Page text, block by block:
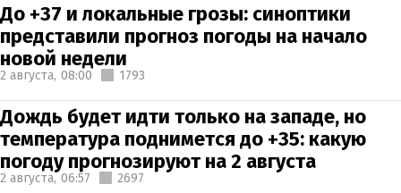
До +37 и локальные грозы: синоптики
представили прогноз погоды на начало
новой недели
2 августа, 08:00 1793
Дождь будет идти только на западе, но
температура поднимется до +35: какую
погоду прогнозируют на 2 августа
2 августа, 06:57 2697